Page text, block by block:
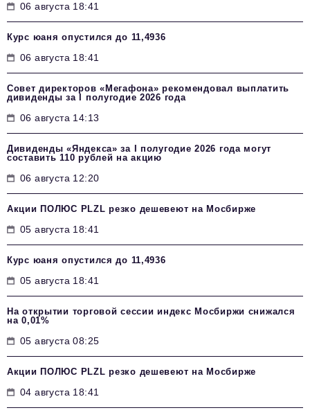
06 августа 18:41
Курс юаня опустился до 11,4936
06 августа 18:41
Совет директоров «Мегафона» рекомендовал выплатить
дивиденды за I полугодие 2026 года
06 августа 14:13
Дивиденды «Яндекса» за I полугодие 2026 года могут
составить 110 рублей на акцию
06 августа 12:20
Акции ПОЛЮС PLZL резко дешевеют на Мосбирже
05 августа 18:41
Курс юаня опустился до 11,4936
05 августа 18:41
На открытии торговой сессии индекс Мосбиржи снижался
на 0,01%
05 августа 08:25
Акции ПОЛЮС PLZL резко дешевеют на Мосбирже
04 августа 18:41